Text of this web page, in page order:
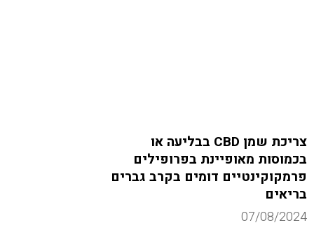
צריכת שמן CBD בבליעה או
בכמוסות מאופיינת בפרופילים
פרמקוקינטיים דומים בקרב גברים
בריאים
07/08/2024